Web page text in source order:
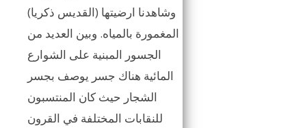
(القديس ذكريا) وشاهدنا ارضيتها
المغمورة بالمياه. وبين العديد من
الجسور المبنية على الشوارع
المائية هناك جسر يوصف بجسر
الشجار حيث كان المنتسبون
للنقابات المختلفة في القرون